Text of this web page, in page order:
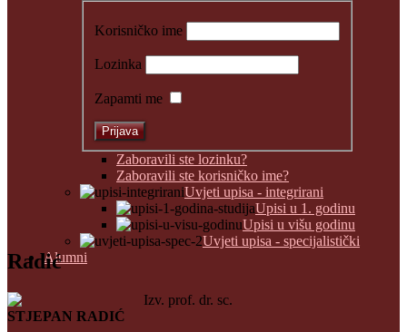
Korisničko ime
Lozinka
Zapamti me
Zaboravili ste lozinku?
Zaboravili ste korisničko ime?
Uvjeti upisa - integrirani
Upisi u 1. godinu
Upisi u višu godinu
Uvjeti upisa - specijalistički
Alumni
Radić
Izv. prof. dr. sc.
STJEPAN RADIĆ